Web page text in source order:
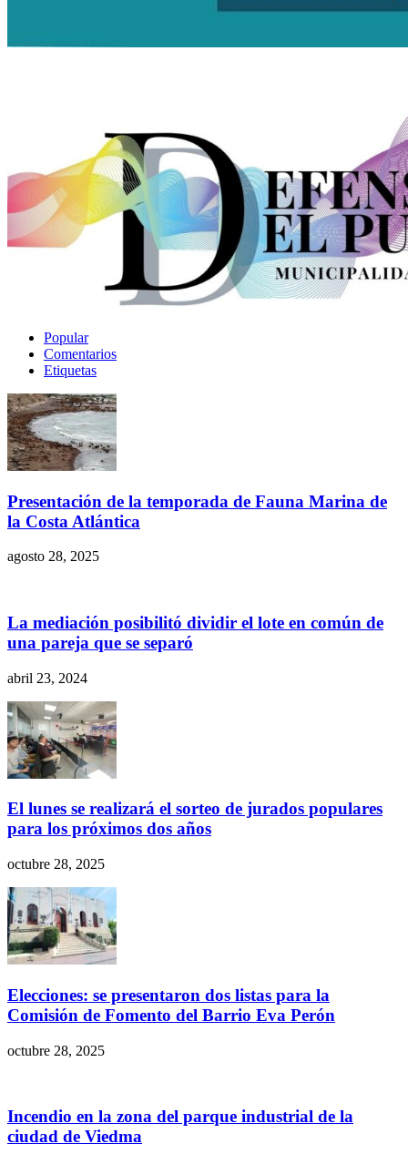
Popular
Comentarios
Etiquetas
Presentación de la temporada de Fauna Marina de
la Costa Atlántica
agosto 28, 2025
La mediación posibilitó dividir el lote en común de
una pareja que se separó
abril 23, 2024
El lunes se realizará el sorteo de jurados populares
para los próximos dos años
octubre 28, 2025
Elecciones: se presentaron dos listas para la
Comisión de Fomento del Barrio Eva Perón
octubre 28, 2025
Incendio en la zona del parque industrial de la
ciudad de Viedma